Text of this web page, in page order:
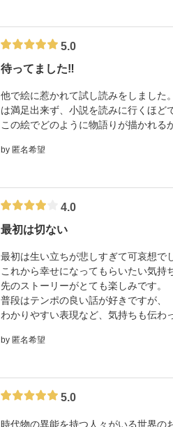
5.0
待ってました‼︎
他で絵に惹かれて試し読みをしました
は満足出来ず、小説を読みに行くほど
この絵でどのように物語りが描かれる
by 匿名希望
4.0
最初は切ない
最初は生い立ちが悲しすぎて可哀想で
これから幸せになってもらいたい気持
先のストーリーがとても楽しみです。
普段はテンポの良い話が好きですが、
わかりやすい表現など、気持ちも伝わ
by 匿名希望
5.0
時代物の異能を持つ人々がいる世界の